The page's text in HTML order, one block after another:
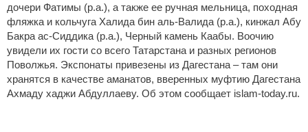
дочери Фатимы (р.а.), а также ее ручная мельница, походная
фляжка и кольчуга Халида бин аль-Валида (р.а.), кинжал Абу
Бакра ас-Сиддика (р.а.), Черный камень Каабы. Воочию
увидели их гости со всего Татарстана и разных регионов
Поволжья. Экспонаты привезены из Дагестана – там они
хранятся в качестве аманатов, вверенных муфтию Дагестана
Ахмаду хаджи Абдуллаеву. Об этом сообщает islam-today.ru.